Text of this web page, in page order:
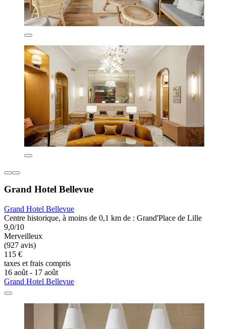
Grand Hotel Bellevue
Grand Hotel Bellevue
Centre historique, à moins de 0,1 km de : Grand'Place de Lille
9,0/10
Merveilleux
(927 avis)
115 €
taxes et frais compris
16 août - 17 août
Grand Hotel Bellevue